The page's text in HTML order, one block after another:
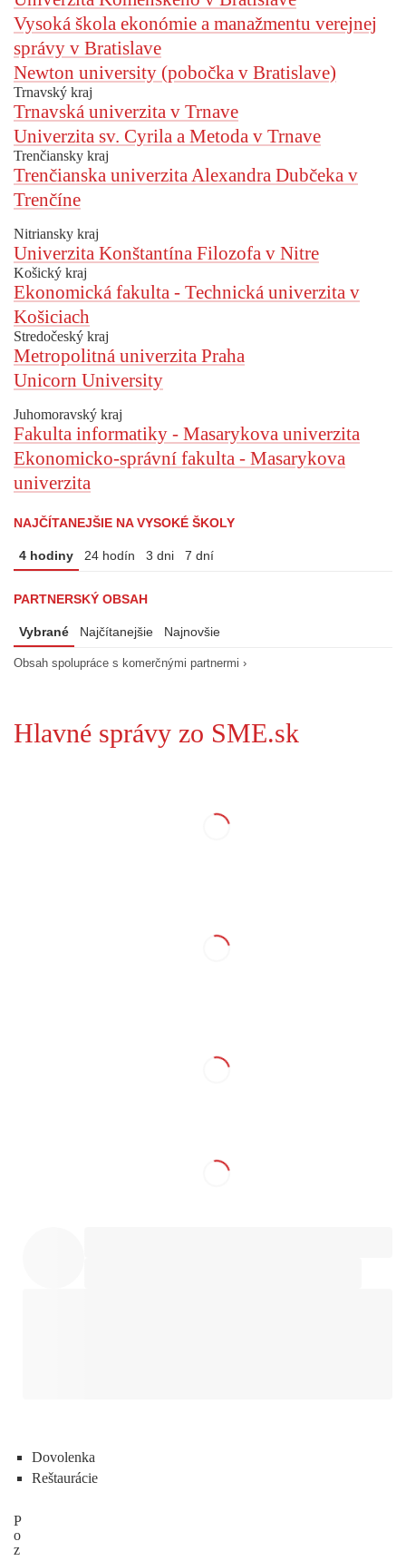
Vysoká škola ekonómie a manažmentu verejnej
správy v Bratislave
Newton university (pobočka v Bratislave)
Trnavský kraj
Trnavská univerzita v Trnave
Univerzita sv. Cyrila a Metoda v Trnave
Trenčiansky kraj
Trenčianska univerzita Alexandra Dubčeka v
Trenčíne
Nitriansky kraj
Univerzita Konštantína Filozofa v Nitre
Košický kraj
Ekonomická fakulta - Technická univerzita v
Košiciach
Stredočeský kraj
Metropolitná univerzita Praha
Unicorn University
Juhomoravský kraj
Fakulta informatiky - Masarykova univerzita
Ekonomicko-správní fakulta - Masarykova
univerzita
NAJČÍTANEJŠIE NA VYSOKÉ ŠKOLY
4 hodiny 24 hodín 3 dni 7 dní
PARTNERSKÝ OBSAH
Vybrané Najčítanejšie Najnovšie
Obsah spolupráce s komerčnými partnermi ›
Hlavné správy zo SME.sk
Dovolenka
Reštaurácie
P
o
z